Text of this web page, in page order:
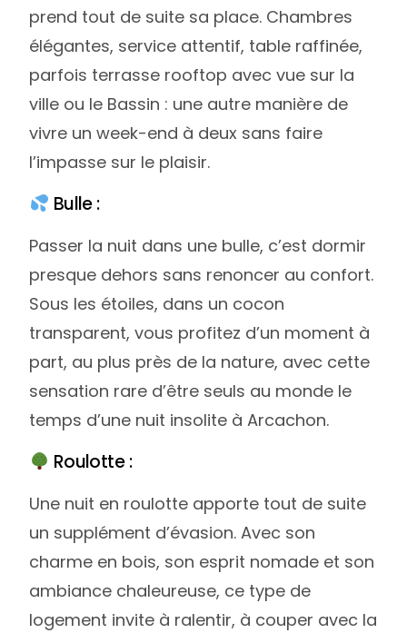
prend tout de suite sa place. Chambres
élégantes, service attentif, table raffinée,
parfois terrasse rooftop avec vue sur la
ville ou le Bassin : une autre manière de
vivre un week-end à deux sans faire
l’impasse sur le plaisir.
Bulle :
Passer la nuit dans une bulle, c’est dormir
presque dehors sans renoncer au confort.
Sous les étoiles, dans un cocon
transparent, vous profitez d’un moment à
part, au plus près de la nature, avec cette
sensation rare d’être seuls au monde le
temps d’une nuit insolite à Arcachon.
Roulotte :
Une nuit en roulotte apporte tout de suite
un supplément d’évasion. Avec son
charme en bois, son esprit nomade et son
ambiance chaleureuse, ce type de
logement invite à ralentir, à couper avec la